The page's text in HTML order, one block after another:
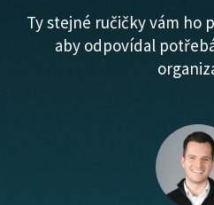
Ty stejné ručičky vám ho
aby odpovídal